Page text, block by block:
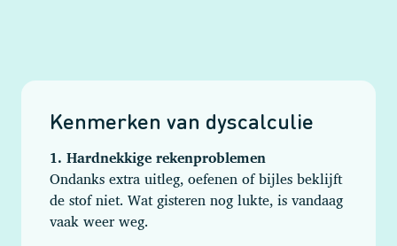
Kenmerken van dyscalculie
1. Hardnekkige rekenproblemen
Ondanks extra uitleg, oefenen of bijles beklijft
de stof niet. Wat gisteren nog lukte, is vandaag
vaak weer weg.